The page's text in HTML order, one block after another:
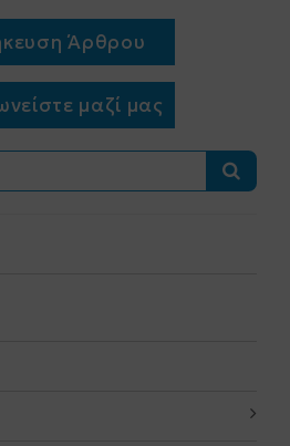
Άρθρου
μαζί μας